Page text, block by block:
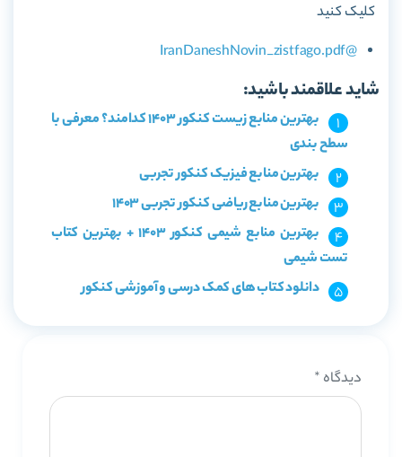
کلیک کنید
@IranDaneshNovin_zistfago.pdf
شاید علاقمند باشید:
بهترین منابع زیست کنکور 1403 کدامند؟ معرفی با
سطح بندی
بهترین منابع فیزیک کنکور تجربی
بهترین منابع ریاضی کنکور تجربی 1403
بهترین منابع شیمی کنکور 1403 + بهترین کتاب
تست شیمی
دانلود کتاب های کمک درسی و آموزشی کنکور
دیدگاه *